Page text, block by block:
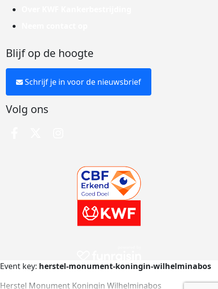
Blijf op de hoogte
Schrijf je in voor de nieuwsbrief
Volg ons
Event key: herstel-monument-koningin-wilhelminabos
Herstel Monument Koningin Wilhelminabos